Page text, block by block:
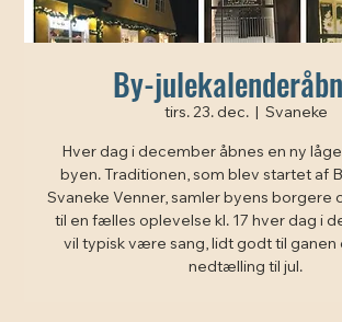
By-
tirs. 23. dec.
  |
Svaneke
Hver dag i december åbnes en ny
byen. Traditionen, som blev startet af
Svaneke Venner, samler byens borgere
til en fælles oplevelse kl. 17 hver dag i
vil typisk være sang, lidt godt til